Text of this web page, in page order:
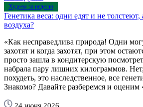
Худеем за неделю
Генетика веса: одни едят и не
воздуха?
«Как несправедлива природа! Одни
захотят и когда захотят, при этом
просто зашла в кондитерскую
набрала пару лишних килограммов.
похудеть, это наследственное, все
Знакомо? Давайте разберемся и оценим